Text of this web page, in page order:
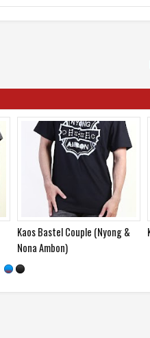
Kaos Bastel Ambonesia is
Awesome